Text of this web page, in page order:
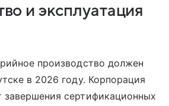
и эксплуатация
производство должен
в 2026 году. Корпорация
завершения сертификационных